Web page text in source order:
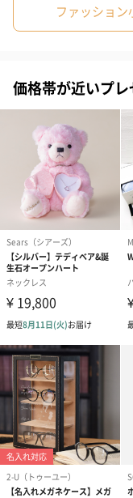
ライトブルー
シルバーグレー
ベージュネイビー
アイボリーピンクチ
ライトパープルチ
ベージュブロック
モノトーンチェック
メープルチェック
ファッショ
価格帯が近いプレ